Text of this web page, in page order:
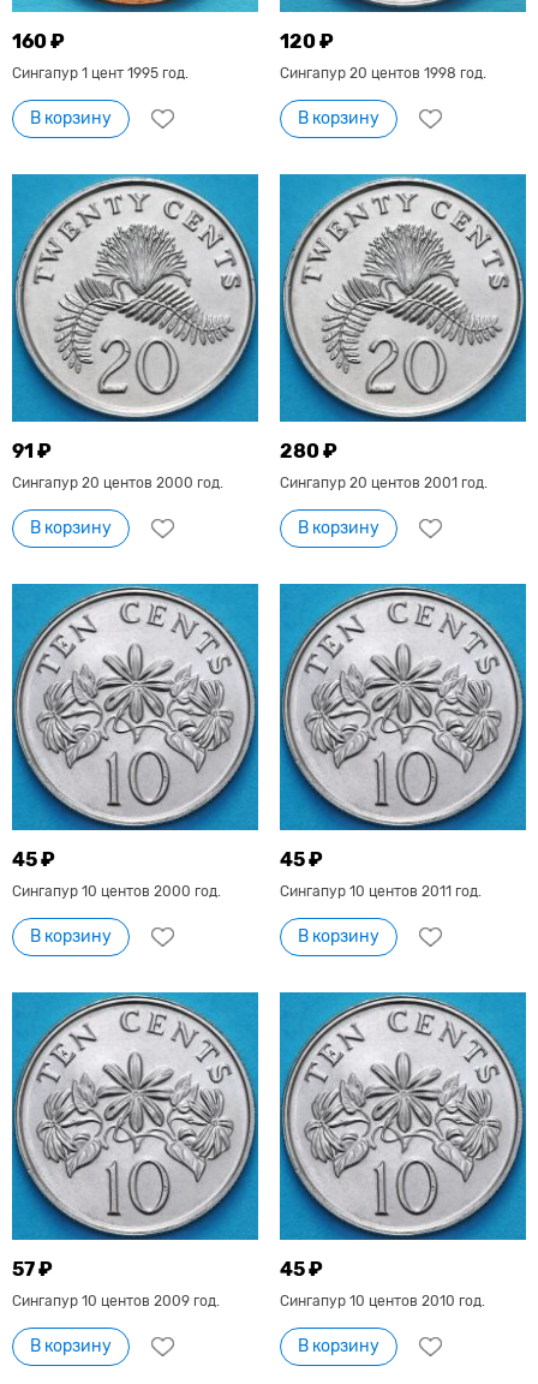
160 ₽
Сингапур 1 цент 1995 год.
В корзину
120 ₽
Сингапур 20 центов 1998 год.
В корзину
91 ₽
Сингапур 20 центов 2000 год.
В корзину
280 ₽
Сингапур 20 центов 2001 год.
В корзину
45 ₽
Сингапур 10 центов 2000 год.
В корзину
45 ₽
Сингапур 10 центов 2011 год.
В корзину
57 ₽
Сингапур 10 центов 2009 год.
В корзину
45 ₽
Сингапур 10 центов 2010 год.
В корзину